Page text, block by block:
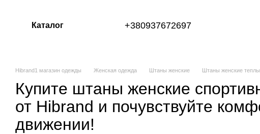
Каталог +380937672697
Hibrand1 магазин одежды Женская одежда Штаны женские Штаны женские
Купите штаны женские
от Hibrand и почувствуйте
движении!